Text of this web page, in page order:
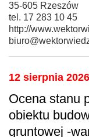
35-605 Rzeszów
tel. 17 283 10 45
http://
12 sierpnia
Ocena stanu
obiektu
gruntowej -